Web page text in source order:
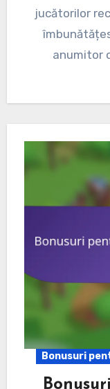
jucătorilor
anumitor
Bonusuri